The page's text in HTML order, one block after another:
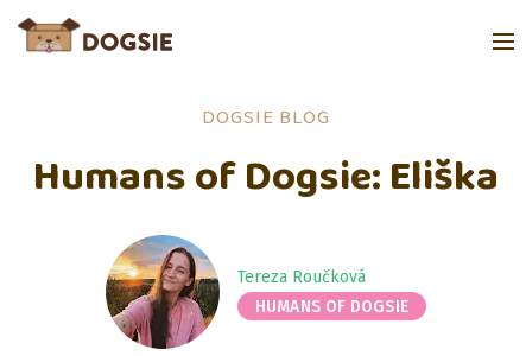
DOGSIE BLOG
Humans of Dogsie: Eliška
Tereza Roučková
HUMANS OF DOGSIE